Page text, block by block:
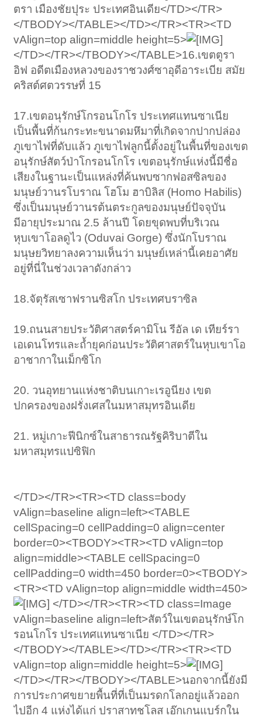
ตรา เมืองชัยปุระ ประเทศอินเดีย</TD></TR>
</TBODY></TABLE></TD></TR><TR><TD
vAlign=top align=middle height=5>
</TD></TR></TBODY></TABLE>16.เขตตูรา
อิฟ อดีตเมืองหลวงของราชวงศ์ซาอุดีอาระเบีย สมัย
คริสต์ศตวรรษที่ 15
17.เขตอนุรักษ์โกรอนโกโร ประเทศแทนซาเนีย
เป็นพื้นที่ก้นกระทะขนาดมหึมาที่เกิดจากปากปล่อง
ภูเขาไฟที่ดับแล้ว ภูเขาไฟลูกนี้ตั้งอยู่ในพื้นที่ของเขต
อนุรักษ์สัตว์ป่าโกรอนโกโร เขตอนุรักษ์แห่งนี้มีชื่อ
เสียงในฐานะเป็นแหล่งที่ค้นพบซากฟอสซิลของ
มนุษย์วานรโบราณ โฮโม ฮาบิลิส (Homo Habilis)
ซึ่งเป็นมนุษย์วานรต้นตระกูลของมนุษย์ปัจจุบัน
มีอายุประมาณ 2.5 ล้านปี โดยขุดพบที่บริเวณ
หุบเขาโอลดูไว (Oduvai Gorge) ซึ่งนักโบราณ
มนุษยวิทยาลงความเห็นว่า มนุษย์เหล่านี้เคยอาศัย
อยู่ที่นี่ในช่วงเวลาดังกล่าว
18.จัตุรัสเซาฟรานซิสโก ประเทศบราซิล
19.ถนนสายประวัติศาสตร์คามิโน รีอัล เด เทียร์รา
เอเดนโทรและถ้ำยุคก่อนประวัติศาสตร์ในหุบเขาโอ
อาชากาในเม็กซิโก
20. วนอุทยานแห่งชาติบนเกาะเรอูนียง เขต
ปกครองของฝรั่งเศสในมหาสมุทรอินเดีย
21. หมู่เกาะฟีนิกซ์ในสาธารณรัฐคิริบาตีใน
มหาสมุทรแปซิฟิก
</TD></TR><TR><TD class=body
vAlign=baseline align=left><TABLE
cellSpacing=0 cellPadding=0 align=center
border=0><TBODY><TR><TD vAlign=top
align=middle><TABLE cellSpacing=0
cellPadding=0 width=450 border=0><TBODY>
<TR><TD vAlign=top align=middle width=450>
</TD></TR><TR><TD class=Image
vAlign=baseline align=left>สัตว์ในเขตอนุรักษ์โก
รอนโกโร ประเทศแทนซาเนีย </TD></TR>
</TBODY></TABLE></TD></TR><TR><TD
vAlign=top align=middle height=5>
</TD></TR></TBODY></TABLE>นอกจากนี้ยังมี
การประกาศขยายพื้นที่ที่เป็นมรดกโลกอยู่แล้วออก
ไปอีก 4 แห่งได้แก่ ปราสาทชโลส เอ๊กเกนแบร์กใน